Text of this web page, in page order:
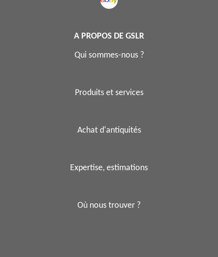
A PROPOS DE GSLR
Qui sommes-nous ?
Produits et services
Achat d'antiquités
Expertise, estimations
Où nous trouver ?